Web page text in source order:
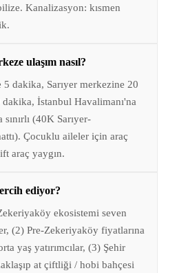
Kanalizasyon: kısmen
ulaşım nasıl?
dakika, Sarıyer merkezine 20
İstanbul Havalimanı'na
(40K Sarıyer-
Çocuklu aileler için araç
araç yaygın.
ediyor?
ekosistemi seven
(2) Pre-Zekeriyaköy fiyatlarına
yaş yatırımcılar, (3) Şehir
at çiftliği / hobi bahçesi